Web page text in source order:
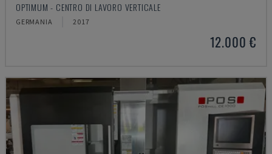
OPTIMUM - CENTRO DI LAVORO VERTICALE
GERMANIA 2017
12.000 €